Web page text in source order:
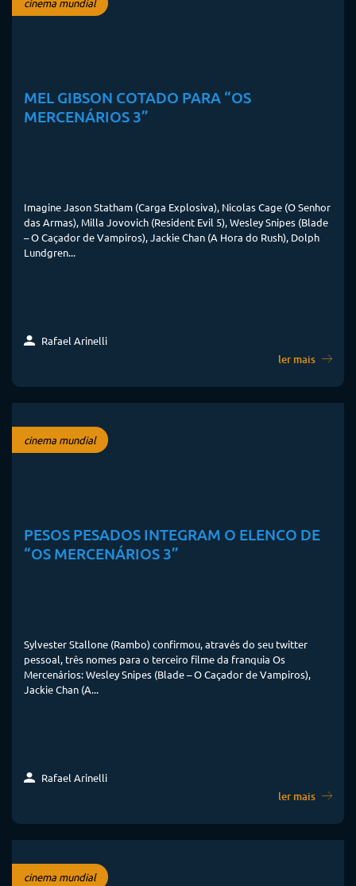
MEL GIBSON COTADO PARA “OS
MERCENÁRIOS 3”
Imagine Jason Statham (Carga Explosiva), Nicolas Cage (O Senhor
das Armas), Milla Jovovich (Resident Evil 5), Wesley Snipes (Blade
– O Caçador de Vampiros), Jackie Chan (A Hora do Rush), Dolph
Lundgren...
Rafael Arinelli
ler mais
cinema mundial
PESOS PESADOS INTEGRAM O ELENCO DE
“OS MERCENÁRIOS 3”
Sylvester Stallone (Rambo) confirmou, através do seu twitter
pessoal, três nomes para o terceiro filme da franquia Os
Mercenários: Wesley Snipes (Blade – O Caçador de Vampiros),
Jackie Chan (A...
Rafael Arinelli
ler mais
cinema mundial